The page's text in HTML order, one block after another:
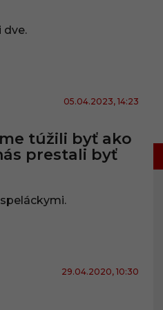
dve.
05.04.2023, 14:23
túžili byť ako
prestali byť
29.04.2020, 10:30